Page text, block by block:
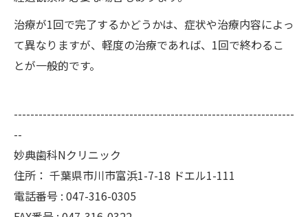
治療が1回で完了するかどうかは、症状や治療内容によっ
て異なりますが、軽度の治療であれば、1回で終わるこ
とが一般的です。
--------------------------------------------------------------------
--
妙典歯科Nクリニック
住所： 千葉県市川市富浜1-7-18 ドエル1-111
電話番号 : 047-316-0305